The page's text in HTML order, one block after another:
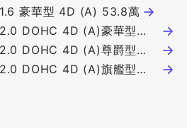
豪華型 4D (A) 53.8萬
DOHC 4D (A)豪華型
DOHC 4D (A)尊爵型
DOHC 4D (A)旗艦型